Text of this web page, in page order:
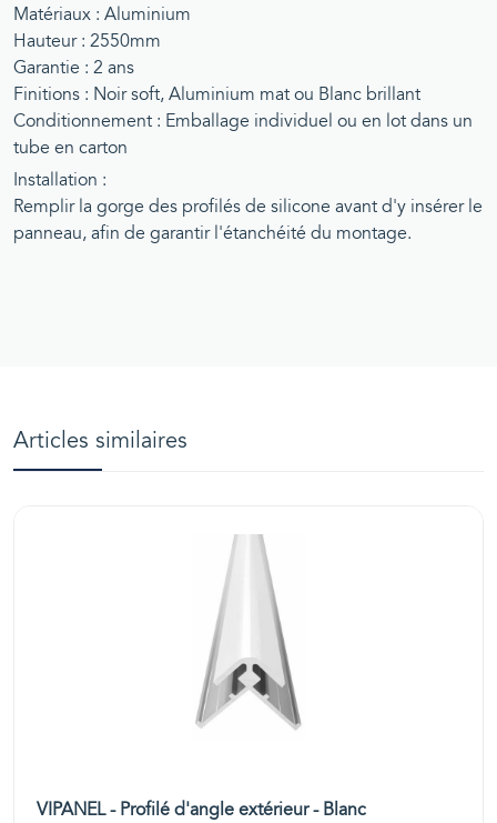
Matériaux : Aluminium
Hauteur : 2550mm
Garantie : 2 ans
Finitions : Noir soft, Aluminium mat ou Blanc brillant
Conditionnement : Emballage individuel ou en lot dans un
tube en carton
Installation :
Remplir la gorge des profilés de silicone avant d'y insérer le
panneau, afin de garantir l'étanchéité du montage.
Articles similaires
VIPANEL - Profilé d'angle extérieur - Blanc